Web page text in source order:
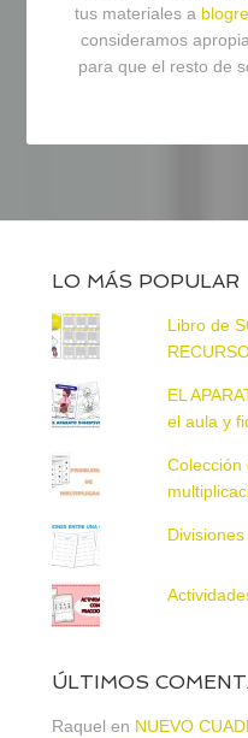
tus materiales a
consideramos
para que el resto de
LO MÁS POPULAR
Libro de
EL
el aula y
Colección
ÚLTIMOS
Raquel en NUEVO